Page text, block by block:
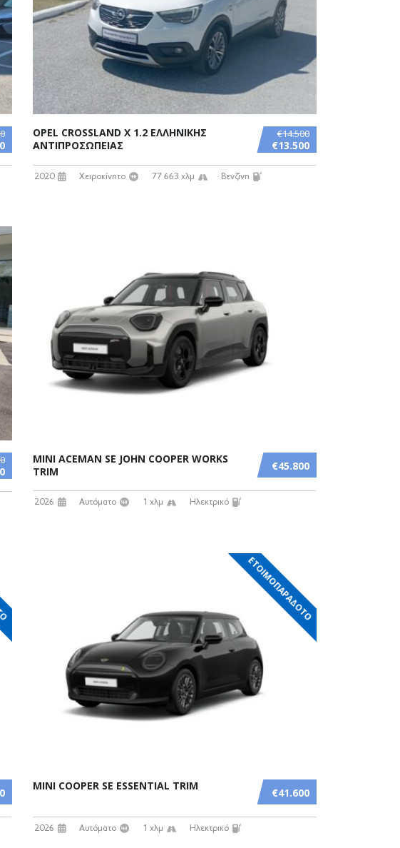
€14.500
€13.500
OPEL CROSSLAND X 1.2 ΕΛΛΗΝΙΚΗΣ
ΑΝΤΙΠΡΟΣΩΠΕΙΑΣ
2020 Χειροκίνητο 77 663 χλμ Βενζίνη
€45.800
MINI ACEMAN SE JOHN COOPER WORKS
TRIM
2026 Αυτόματο 1 χλμ Ηλεκτρικό
ΕΤΟΙΜΟΠΑΡΑΔΟΤΟ
€41.600
MINI COOPER SE ESSENTIAL TRIM
2026 Αυτόματο 1 χλμ Ηλεκτρικό